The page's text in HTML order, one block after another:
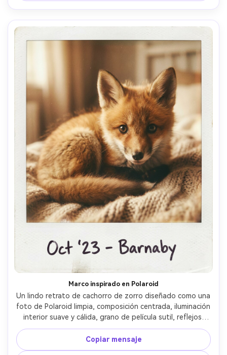
Marco inspirado en Polaroid
Un lindo retrato de cachorro de zorro diseñado como una
foto de Polaroid limpia, composición centrada, iluminación
interior suave y cálida, grano de película sutil, reflejos
ligeramente desvanecidos, tomado en Nikon Z6 II con 50
mm f/1.8, profundidad de campo poco profunda, piel
fotorealista, gradación de colores nostálgica y viñeta-AR
Copiar mensaje